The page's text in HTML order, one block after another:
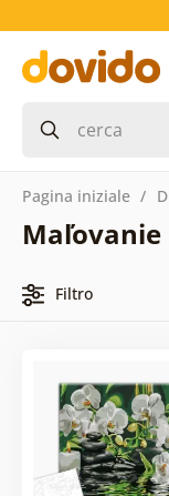
Pagina iniziale
Maľovanie
Filtro